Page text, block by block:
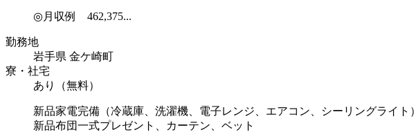
◎月収例 462,375...
勤務地
岩手県 金ケ崎町
寮・社宅
あり（無料）
新品家電完備（冷蔵庫、洗濯機、電子レンジ、エアコン、シーリングライト）
新品布団一式プレゼント、カーテン、ベット